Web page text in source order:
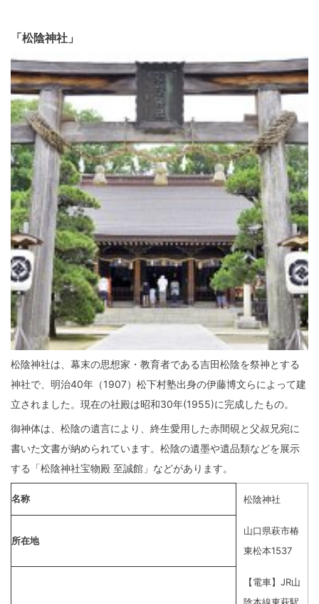
「松陰神社」
松陰神社は、幕末の思想家・教育者である吉田松陰を祭神とする
神社で、明治40年（1907）松下村塾出身の伊藤博文らによって建
立されました。現在の社殿は昭和30年(1955)に完成したもの。
御神体は、松陰の遺言により、終生愛用した赤間硯と父叔兄宛に
書いた文書が納められています。松陰の遺墨や遺品類などを展示
する「松陰神社宝物殿 至誠館」などがあります。
名称 松陰神社
所在地
山口県萩市椿
東松本1537
【電車】JR山